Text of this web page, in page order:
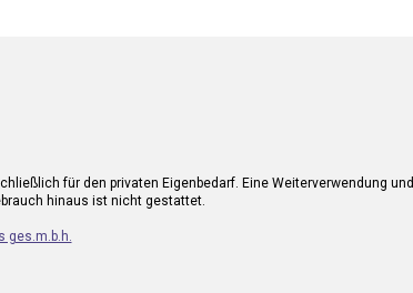
für den privaten Eigenbedarf. Eine Weiterverwendung und
hinaus ist nicht gestattet.
ges.m.b.h.